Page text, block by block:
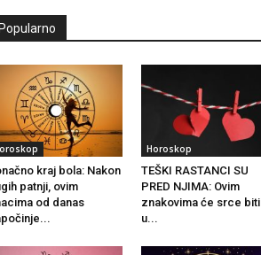
Popularno
kraj bola: Nakon
patnji, ovim
od danas
Horoskop
TEŠKI RASTANCI SU
PRED NJIMA: Ovim
znakovima će srce biti
u...